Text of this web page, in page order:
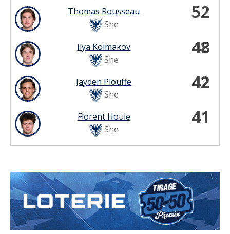
Thomas Rousseau
She
52
Ilya Kolmakov
She
48
Jayden Plouffe
She
42
Florent Houle
She
41